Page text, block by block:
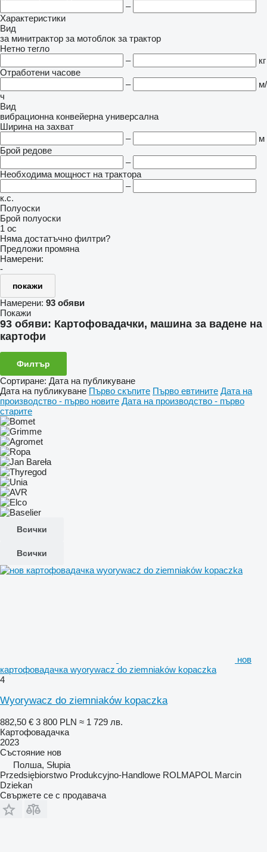
–
Характеристики
Вид
за минитрактор за мотоблок за трактор
Нетно тегло
–
кг
Отработени часове
–
м/
ч
Вид
вибрационна конвейерна универсална
Ширина на захват
–
м
Брой редове
–
Необходима мощност на трактора
–
к.с.
Полуоски
Брой полуоски
1 ос
Няма достатъчно филтри?
Предложи промяна
Намерени:
-
покажи
Намерени: 93 обяви
Покажи
93 обяви: Картофовадачки, машина за вадене на
картофи
Филтър
Сортиране: Дата на публикуване
Дата на публикуване Първо скъпите Първо евтините Дата на
производство - първо новите Дата на производство - първо
старите
Всички
Всички
нов
картофовадачка wyorywacz do ziemniaków kopaczka
4
Wyorywacz do ziemniaków kopaczka
882,50 € 3 800 PLN ≈ 1 729 лв.
Картофовадачка
2023
Състояние нов
Полша, Słupia
Przedsiębiorstwo Produkcyjno-Handlowe ROLMAPOL Marcin
Dziekan
Свържете се с продавача